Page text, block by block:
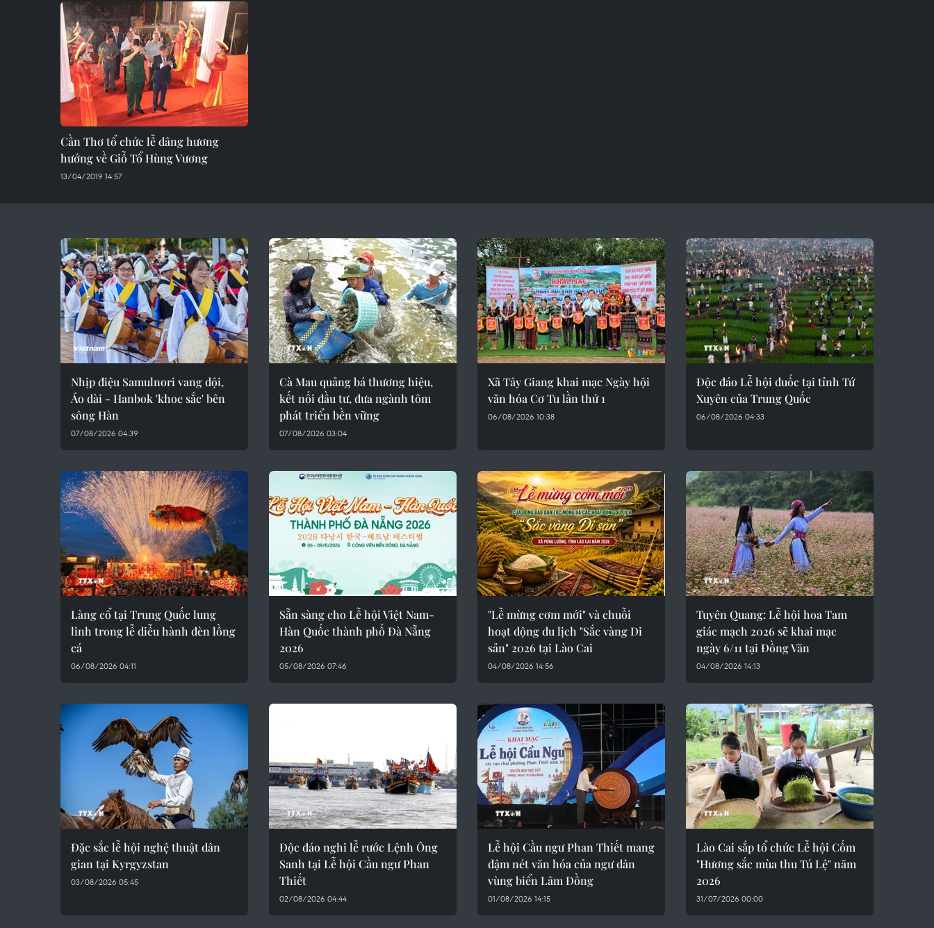
Cần Thơ tổ chức lễ dâng hương
hướng về Giỗ Tổ Hùng Vương
13/04/2019 14:57
Nhịp điệu Samulnori vang dội,
Áo dài - Hanbok 'khoe sắc' bên
sông Hàn
07/08/2026 04:39
Cà Mau quảng bá thương hiệu,
kết nối đầu tư, đưa ngành tôm
phát triển bền vững
07/08/2026 03:04
Xã Tây Giang khai mạc Ngày hội
văn hóa Cơ Tu lần thứ 1
06/08/2026 10:38
Độc đáo Lễ hội đuốc tại tỉnh Tứ
Xuyên của Trung Quốc
06/08/2026 04:33
Làng cổ tại Trung Quốc lung
linh trong lễ diễu hành đèn lồng
cá
06/08/2026 04:11
Sẵn sàng cho Lễ hội Việt Nam-
Hàn Quốc thành phố Đà Nẵng
2026
05/08/2026 07:46
"Lễ mừng cơm mới" và chuỗi
hoạt động du lịch "Sắc vàng Di
sản" 2026 tại Lào Cai
04/08/2026 14:56
Tuyên Quang: Lễ hội hoa Tam
giác mạch 2026 sẽ khai mạc
ngày 6/11 tại Đồng Văn
04/08/2026 14:13
Đặc sắc lễ hội nghệ thuật dân
gian tại Kyrgyzstan
03/08/2026 05:45
Độc đáo nghi lễ rước Lệnh Ông
Sanh tại Lễ hội Cầu ngư Phan
Thiết
02/08/2026 04:44
Lễ hội Cầu ngư Phan Thiết mang
đậm nét văn hóa của ngư dân
vùng biển Lâm Đồng
01/08/2026 14:15
Lào Cai sắp tổ chức Lễ hội Cốm
"Hương sắc mùa thu Tú Lệ" năm
2026
31/07/2026 00:00